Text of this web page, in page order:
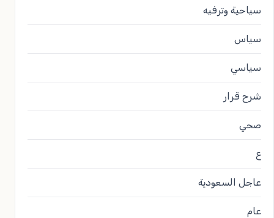
سياحية وترفيه
سياس
سياسي
شرح قرار
صحي
ع
عاجل السعودية
عام